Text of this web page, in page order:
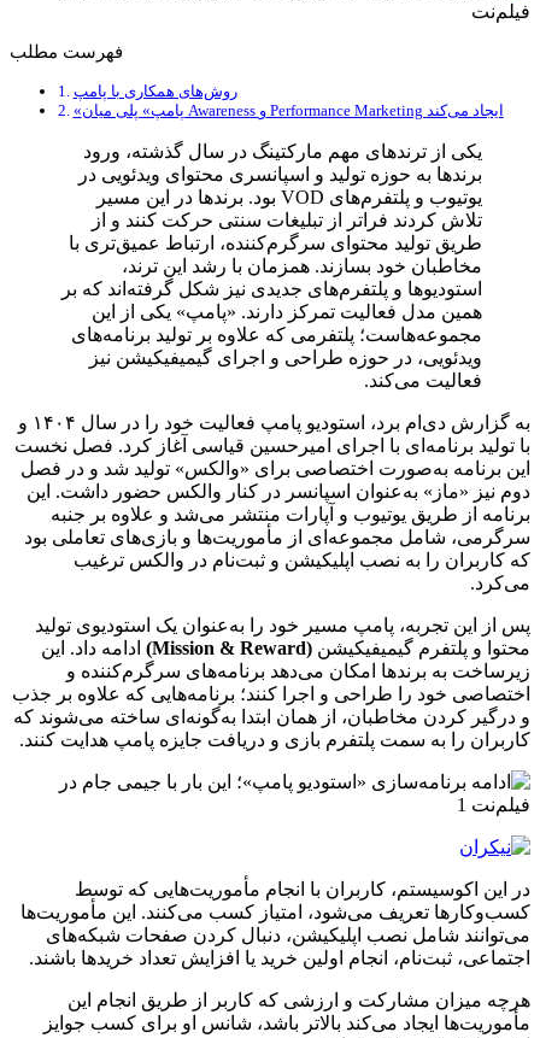
فهرست مطلب
روش‌های همکاری با پامپ
«پامپ» پلی میان Awareness و Performance Marketing ایجاد می‌کند
یکی از ترندهای مهم مارکتینگ در سال گذشته، ورود
برندها به حوزه تولید و اسپانسری محتوای ویدئویی در
یوتیوب و پلتفرم‌های VOD بود. برندها در این مسیر
تلاش کردند فراتر از تبلیغات سنتی حرکت کنند و از
طریق تولید محتوای سرگرم‌کننده، ارتباط عمیق‌تری با
مخاطبان خود بسازند. همزمان با رشد این ترند،
استودیوها و پلتفرم‌های جدیدی نیز شکل گرفته‌اند که بر
همین مدل فعالیت تمرکز دارند. «پامپ» یکی از این
مجموعه‌هاست؛ پلتفرمی که علاوه بر تولید برنامه‌های
ویدئویی، در حوزه طراحی و اجرای گیمیفیکیشن نیز
فعالیت می‌کند.
به گزارش دی‌ام برد، استودیو پامپ فعالیت خود را در سال ۱۴۰۴ و
با تولید برنامه‌ای با اجرای امیرحسین قیاسی آغاز کرد. فصل نخست
این برنامه به‌صورت اختصاصی برای «والکس» تولید شد و در فصل
دوم نیز «ماز» به‌عنوان اسپانسر در کنار والکس حضور داشت. این
برنامه از طریق یوتیوب و آپارات منتشر می‌شد و علاوه بر جنبه
سرگرمی، شامل مجموعه‌ای از مأموریت‌ها و بازی‌های تعاملی بود
که کاربران را به نصب اپلیکیشن و ثبت‌نام در والکس ترغیب
می‌کرد.
پس از این تجربه، پامپ مسیر خود را به‌عنوان یک استودیوی تولید
محتوا و پلتفرم گیمیفیکیشن (Mission & Reward)
ادامه داد. این
زیرساخت به برندها امکان می‌دهد برنامه‌های سرگرم‌کننده و
اختصاصی خود را طراحی و اجرا کنند؛ برنامه‌هایی که علاوه بر جذب
و درگیر کردن مخاطبان، از همان ابتدا به‌گونه‌ای ساخته می‌شوند که
کاربران را به سمت پلتفرم بازی و دریافت جایزه پامپ هدایت کنند.
در این اکوسیستم، کاربران با انجام مأموریت‌هایی که توسط
کسب‌وکارها تعریف می‌شود، امتیاز کسب می‌کنند. این مأموریت‌ها
می‌توانند شامل نصب اپلیکیشن، دنبال کردن صفحات شبکه‌های
اجتماعی، ثبت‌نام، انجام اولین خرید یا افزایش تعداد خریدها باشند.
هرچه میزان مشارکت و ارزشی که کاربر از طریق انجام این
مأموریت‌ها ایجاد می‌کند بالاتر باشد، شانس او برای کسب جوایز